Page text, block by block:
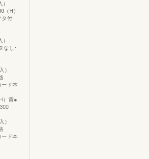
（H）
タ付
なし･
）
ド本
）黄●
）
ド本